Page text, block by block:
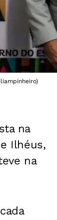
na
Ilhéus,
na